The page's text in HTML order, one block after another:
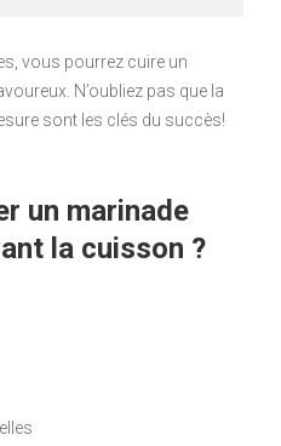
vous pourrez cuire un
N’oubliez pas que la
sont les clés du succès!
un marinade
la cuisson ?